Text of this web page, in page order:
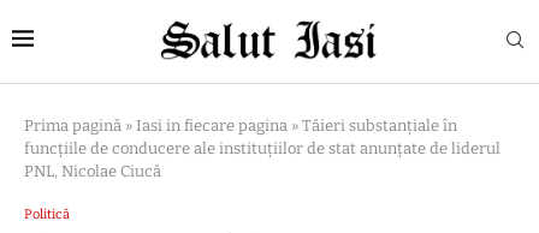
Prima pagină » Iasi in fiecare pagina » Tăieri substanțiale în
funcțiile de conducere ale instituțiilor de stat anunțate de liderul
PNL, Nicolae Ciucă
Politică